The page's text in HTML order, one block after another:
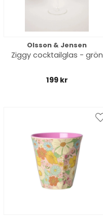
Olsson & Jensen
Ziggy cocktailglas - grön
199 kr